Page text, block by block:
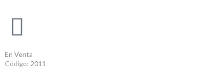
En Venta
Código: 2011